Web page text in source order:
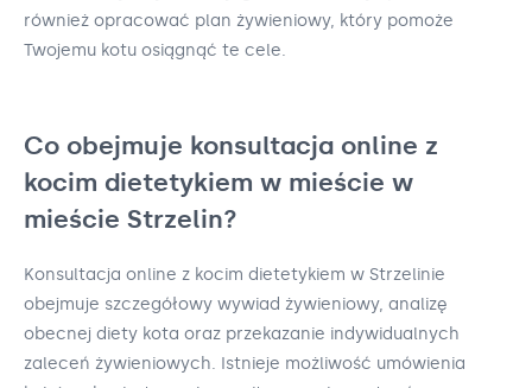
również opracować plan żywieniowy, który pomoże
Twojemu kotu osiągnąć te cele.
Co obejmuje konsultacja online z
kocim dietetykiem w mieście w
mieście Strzelin?
Konsultacja online z kocim dietetykiem w Strzelinie
obejmuje szczegółowy wywiad żywieniowy, analizę
obecnej diety kota oraz przekazanie indywidualnych
zaleceń żywieniowych. Istnieje możliwość umówienia